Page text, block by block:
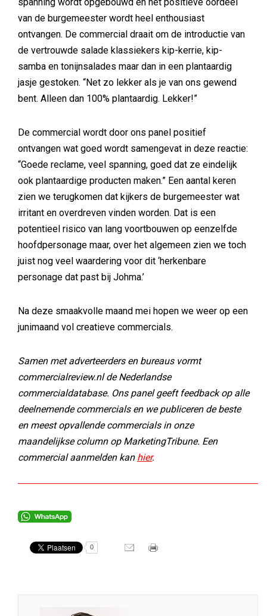
van de burgemeester wordt heel enthousiast
ontvangen. De commercial draait om de introductie van
de vertrouwde salade klassiekers kip-kerrie, kip-
samba en tonijnsalades maar dan in een plantaardig
jasje gestoken. “Net zo lekker als je van ons gewend
bent. Alleen dan 100% plantaardig. Lekker!”
De commercial wordt door ons panel positief
ontvangen wat goed wordt samengevat in deze reactie:
“Goede reclame, veel spanning, goed dat ze eindelijk
ook plantaardige producten maken.” Een aantal keren
zien we terugkomen dat kijkers de burgemeester wat
irritant en overdreven vinden worden. Dat is een
potentieel risico van lang voortbouwen op eenzelfde
hoofdpersonage maar, over het algemeen zien we toch
juist nog veel waardering voor dit ‘herkenbare
personage dat past bij Johma.’
Na deze smaakvolle maand mei hopen we weer op een
junimaand vol creatieve commercials.
Samen met adverteerders en bureaus vormt
commercialreview.nl de Nederlandse
commercialdatabase. Ons panel geeft feedback op alle
deelnemende commercials en we publiceren de beste
en meest opvallende commercials in onze
maandelijkse column op MarketingTribune. Een
commercial aanmelden kan hier.
0